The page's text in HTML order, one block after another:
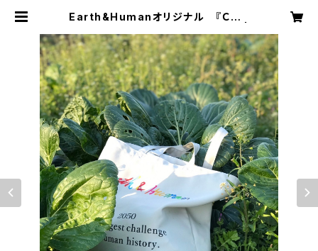
Earth&Humanオリジナル 『ＣＯ２
認定NPO法人Earth＆Humanオン
ラインショップ